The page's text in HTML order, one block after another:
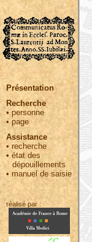
Présentation
Recherche
• personne
•page
Assistance
• recherche
•état des
dépouillements
•manuel de saisie
réalisé par :